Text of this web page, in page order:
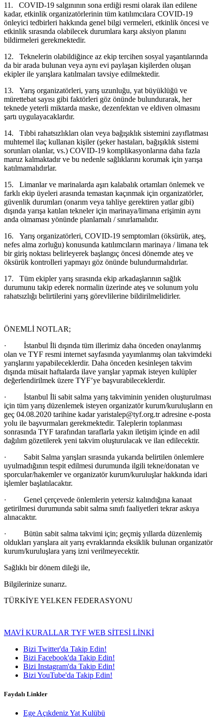
11. COVID-19 salgınının sona erdiği resmi olarak ilan edilene
kadar, etkinlik organizatörlerinin tüm katılımcılara COVID-19
önleyici tedbirleri hakkında genel bilgi vermeleri, etkinlik öncesi ve
etkinlik sırasında olabilecek durumlara karşı aksiyon planını
bildirmeleri gerekmektedir.
12. Teknelerin olabildiğince az ekip tercihen sosyal yaşantılarında
da bir arada bulunan veya aynı evi paylaşan kişilerden oluşan
ekipler ile yarışlara katılmaları tavsiye edilmektedir.
13. Yarış organizatörleri, yarış uzunluğu, yat büyüklüğü ve
mürettebat sayısı gibi faktörleri göz önünde bulundurarak, her
teknede yeterli miktarda maske, dezenfektan ve eldiven olmasını
şartı uygulayacaklardır.
14. Tıbbi rahatsızlıkları olan veya bağışıklık sistemini zayıflatması
muhtemel ilaç kullanan kişiler (şeker hastaları, bağışıklık sistemi
sorunları olanlar, vs.) COVID-19 komplikasyonlarına daha fazla
maruz kalmaktadır ve bu nedenle sağlıklarını korumak için yarışa
katılmamalıdırlar.
15. Limanlar ve marinalarda aşırı kalabalık ortamları önlemek ve
farklı ekip üyeleri arasında temastan kaçınmak için organizatörler,
güvenlik durumları (onarım veya tahliye gerektiren yatlar gibi)
dışında yarışa katılan tekneler için marinaya/limana erişimin aynı
anda olmaması yönünde planlamalı / sınırlamalıdır.
16. Yarış organizatörleri, COVID-19 semptomları (öksürük, ateş,
nefes alma zorluğu) konusunda katılımcıların marinaya / limana tek
bir giriş noktası belirleyerek başlangıç öncesi dönemde ateş ve
öksürük kontrolleri yapmayı göz önünde bulundurmalıdırlar.
17. Tüm ekipler yarış sırasında ekip arkadaşlarının sağlık
durumunu takip ederek normalin üzerinde ateş ve solunum yolu
rahatsızlığı belirtilerini yarış görevlilerine bildirilmelidirler.
ÖNEMLİ NOTLAR;
· İstanbul İli dışında tüm illerimiz daha önceden onaylanmış
olan ve TYF resmi internet sayfasında yayımlanmış olan takvimdeki
yarışlarını yapabileceklerdir. Daha önceden kesinleşen takvim
dışında müsait haftalarda ilave yarışlar yapmak isteyen kulüpler
değerlendirilmek üzere TYF’ye başvurabileceklerdir.
· İstanbul İli sabit salma yarış takviminin yeniden oluşturulması
için tüm yarış düzenlemek isteyen organizatör kurum/kuruluşların en
geç 04.08.2020 tarihine kadar yaristalep@tyf.org.tr adresine e-posta
yolu ile başvurmaları gerekmektedir. Taleplerin toplanması
sonrasında TYF tarafından taraflarla yakın iletişim içinde en adil
dağılım gözetilerek yeni takvim oluşturulacak ve ilan edilecektir.
· Sabit Salma yarışları sırasında yukarıda belirtilen önlemlere
uyulmadığının tespit edilmesi durumunda ilgili tekne/donatan ve
sporcular/hakemler ve organizatör kurum/kuruluşlar hakkında idari
işlemler başlatılacaktır.
· Genel çerçevede önlemlerin yetersiz kalındığına kanaat
getirilmesi durumunda sabit salma sınıfı faaliyetleri tekrar askıya
alınacaktır.
· Bütün sabit salma takvimi için; geçmiş yıllarda düzenlemiş
oldukları yarışlara ait yarış evraklarında eksiklik bulunan organizatör
kurum/kuruluşlara yarış izni verilmeyecektir.
Sağlıklı bir dönem dileği ile,
Bilgilerinize sunarız.
TÜRKİYE YELKEN FEDERASYONU
MAVİ KURALLAR TYF WEB SİTESİ LİNKİ
Bizi Twitter'da Takip Edin!
Bizi Facebook'da Takip Edin!
Bizi Instagram'da Takip Edin!
Bizi YouTube'da Takip Edin!
Faydalı Linkler
Ege Açıkdeniz Yat Kulübü